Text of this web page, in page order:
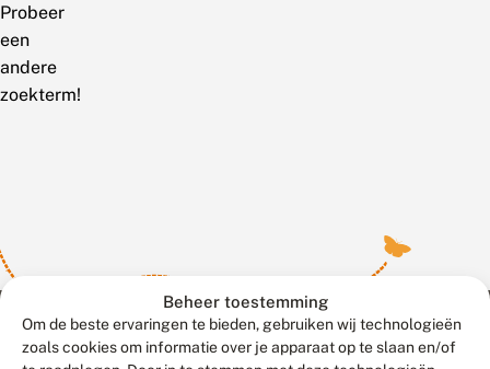
Beheer toestemming
Om de beste ervaringen te bieden, gebruiken wij technologieën
zoals cookies om informatie over je apparaat op te slaan en/of
Probeer
een
andere
zoekterm!